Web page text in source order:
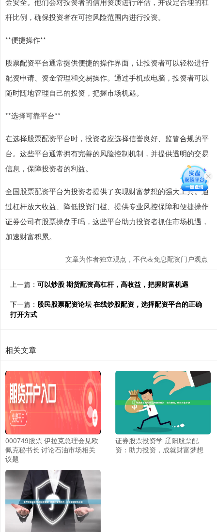
杆比例，确保投资者在可控风险范围内进行投资。
**便捷操作**
股票配资平台通常提供便捷的操作界面，让投资者可以轻松进行
配资申请、资金管理和交易操作。通过手机或电脑，投资者可以
随时随地管理自己的投资，把握市场机遇。
**选择可靠平台**
在选择股票配资平台时，投资者应选择信誉良好、监管合规的平
台。这些平台通常拥有完善的风险控制机制，并提供透明的交易
信息，保障投资者的利益。
全国股票配资平台为投资者提供了实现财富梦想的强大工具。通
过杠杆放大收益、降低投资门槛、提供专业风控保障和便捷操作
证券公司有股票操盘手吗，这些平台助力投资者抓住市场机遇，
加速财富积累。
文章为作者独立观点，不代表免息配资门户观点
上一篇： 可以炒股 期货配资高杠杆，高收益，把握财富机遇
下一篇： 股民股票配资论坛 在线炒股配资，选择配资平台的正确
打开方式
相关文章
000749股票 伊拉克总理会见欧
佩克秘书长 讨论石油市场相关
议题
证券股票投资学 辽阳股票配
资：助力投资，成就财富梦想